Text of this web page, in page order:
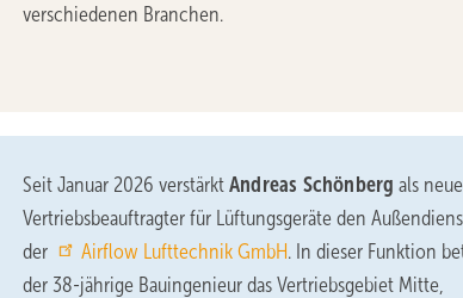
verschiedenen Branchen.
Seit Januar 2026 verstärkt Andreas Schönberg als
Vertriebsbeauftragter für Lüftungsgeräte den
der
Airflow Lufttechnik GmbH. In dieser Funktion
der 38-jährige Bauingenieur das Vertriebsgebiet Mitte,